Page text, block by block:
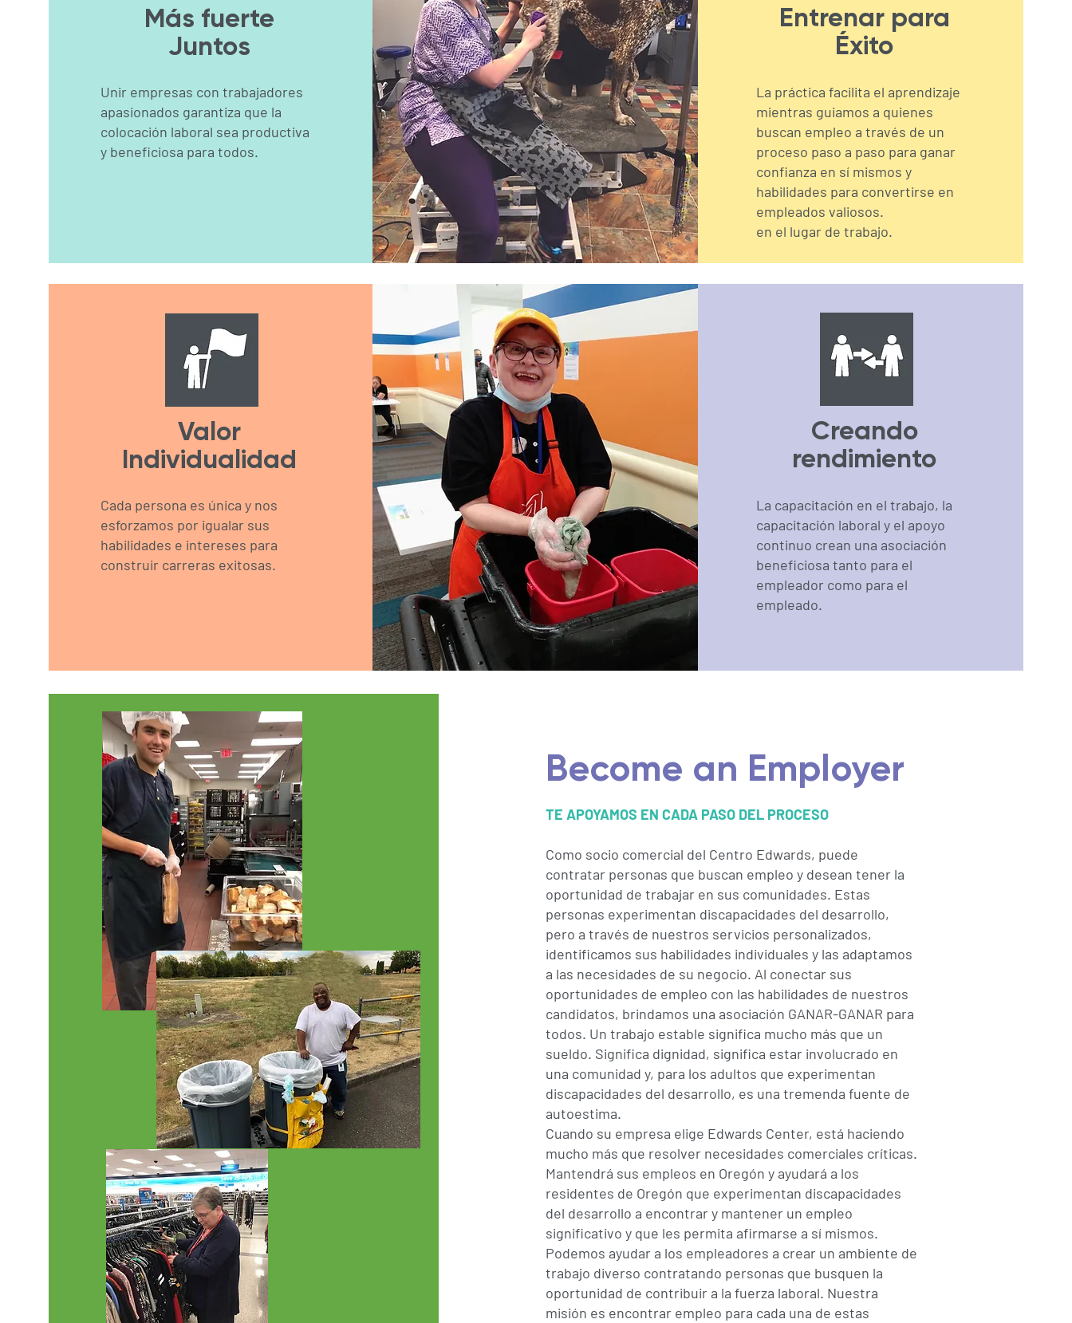
Más fuerte
Juntos
Unir empresas con trabajadores
apasionados garantiza que la
colocación laboral sea productiva
y beneficiosa para todos.
Entrenar para
Éxito
La práctica facilita el aprendizaje
mientras guiamos a quienes
buscan empleo a través de un
proceso paso a paso para ganar
confianza en sí mismos y
habilidades para convertirse en
empleados valiosos.
en el lugar de trabajo.
Valor
Individualidad
Cada persona es única y nos
esforzamos por igualar sus
habilidades e intereses para
construir carreras exitosas.
Creando
rendimiento
La capacitación en el trabajo, la
capacitación laboral y el apoyo
continuo crean una asociación
beneficiosa tanto para el
empleador como para el
empleado.
Become an Employer
TE APOYAMOS EN CADA PASO DEL PROCESO
Como socio comercial del Centro Edwards, puede
contratar personas que buscan empleo y desean tener la
oportunidad de trabajar en sus comunidades. Estas
personas experimentan discapacidades del desarrollo,
pero a través de nuestros servicios personalizados,
identificamos sus habilidades individuales y las adaptamos
a las necesidades de su negocio. Al conectar sus
oportunidades de empleo con las habilidades de nuestros
candidatos, brindamos una asociación GANAR-GANAR para
todos. Un trabajo estable significa mucho más que un
sueldo. Significa dignidad, significa estar involucrado en
una comunidad y, para los adultos que experimentan
discapacidades del desarrollo, es una tremenda fuente de
autoestima.
Cuando su empresa elige Edwards Center, está haciendo
mucho más que resolver necesidades comerciales críticas.
Mantendrá sus empleos en Oregón y ayudará a los
residentes de Oregón que experimentan discapacidades
del desarrollo a encontrar y mantener un empleo
significativo y que les permita afirmarse a sí mismos.
Podemos ayudar a los empleadores a crear un ambiente de
trabajo diverso contratando personas que busquen la
oportunidad de contribuir a la fuerza laboral. Nuestra
misión es encontrar empleo para cada una de estas